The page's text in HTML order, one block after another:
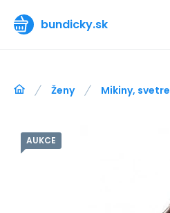
bundicky.sk
Ženy Mikiny, svetre
AUKCE